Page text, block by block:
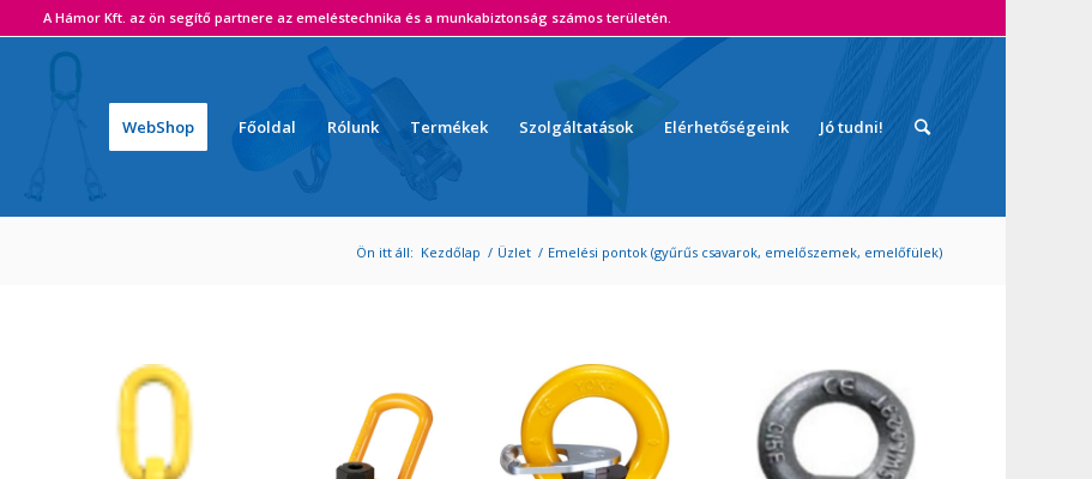
Kft. az ön segítő partnere az emeléstechnika és a munkabiztonság számos területén.
WebShop Főoldal Rólunk Termékek Szolgáltatások Elérhetőségeink Jó tudni!
Ön itt áll: Kezdőlap / Üzlet / Emelési pontok (gyűrűs csavarok, emelőszemek, emelőfülek)